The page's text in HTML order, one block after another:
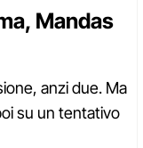
Mandas
anzi due. Ma
su un tentativo